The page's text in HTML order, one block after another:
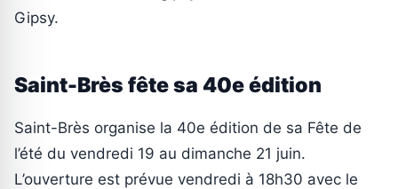
Gipsy.
Saint-Brès fête sa 40e édition
Saint-Brès organise la 40e édition de sa Fête de
l’été du vendredi 19 au dimanche 21 juin.
L’ouverture est prévue vendredi à 18h30 avec le